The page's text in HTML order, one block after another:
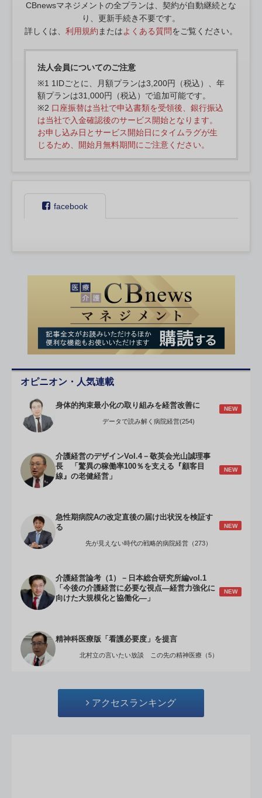
CBnewsマネジメントの全プランは、契約が自動継続とな
り、更新手続き不要です。
詳しくは、 利用規約 またはよくある質問をご覧ください。
法人会員についてのご注意
※1 1IDごとに、月額プランは3,200円（税込）、年
額プランは31,000円（税込）で追加可能です。
※2 口座振替は当社で申込書類を受領後、銀行振込
は当社で入金確認後のサービス開始となります。
お申し込み日とサービス開始日にタイムラグが生
じるため、開始月無料期間にご注意ください。
facebook
オピニオン・人気連載
身体的拘束最小化の取り組みを経営改善に NEW
データで読み解く病院経営(254)
介護経営のデザインVol.4－敬英会光山誠理事
長 「驚異の稼働率100％を支える『顧客目
線』の老健経営」
NEW
急性期病院Aの改定直後の届け出状況を検証す
る
NEW
先が見えない時代の戦略的病院経営（273）
介護経営論考（1）－日本総合研究所編vol.1
「今後の介護経営に必要な視点―経営力強化に
向けた大規模化と協働化―」
NEW
精神科医療版「看護必要度」を提言
北村立の言いたい放談 この先の精神医療（5）
アクセスランキング